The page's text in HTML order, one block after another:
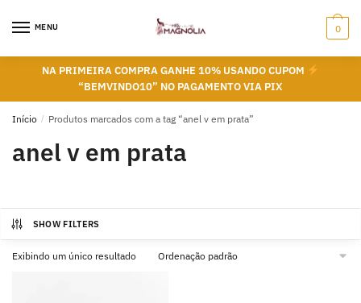
MENU 0
NA PRIMEIRA COMPRA GANHE 10% USANDO CUPOM
“BEMVINDO10” NO PAGAMENTO VIA PIX
Início / Produtos marcados com a tag “anel v em prata”
anel v em prata
SHOW FILTERS
Exibindo um único resultado